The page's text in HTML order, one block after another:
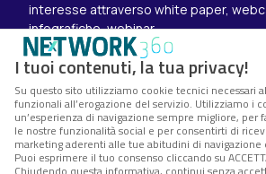
interesse attraverso white paper,
infografiche, webinar.
Esplora i contenuti
Canali
White paper
Eventi on demand
Eventi futuri
Seguici su
I tuoi contenuti, la tua privacy!
Su questo sito utilizziamo cookie tecnici necessari
funzionali all’erogazione del servizio. Utilizziamo i
un’esperienza di navigazione sempre migliore, per
le nostre funzionalità social e per consentirti di
marketing aderenti alle tue abitudini di navigazione
Puoi esprimere il tuo consenso cliccando su